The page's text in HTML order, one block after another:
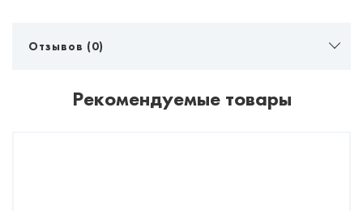
Отзывов (0)
Рекомендуемые товары